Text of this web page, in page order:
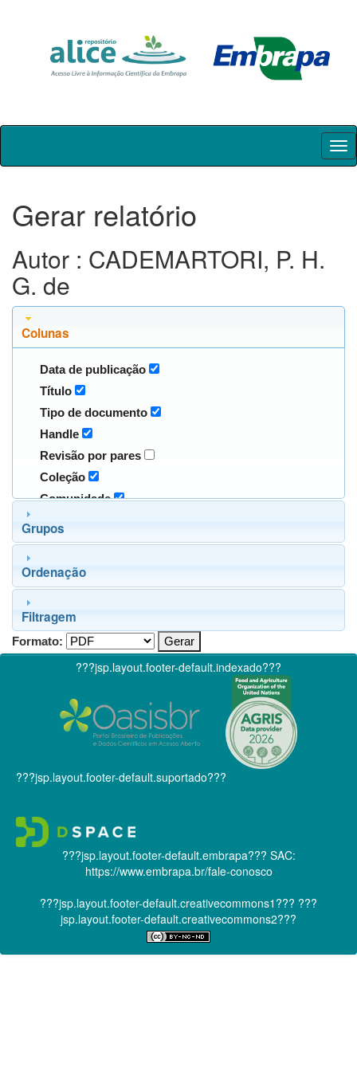
Skip
Gerar relatório
Autor : CADEMARTORI, P. H.
G. de
Colunas
Data de publicação
Título
Tipo de documento
Handle
Revisão por pares
Coleção
Comunidade
Grupos
Ordenação
Filtragem
Formato:
???jsp.layout.footer-default.indexado???
???jsp.layout.footer-default.suportado???
???jsp.layout.footer-default.embrapa??? SAC:
https://www.embrapa.br/fale-conosco
???jsp.layout.footer-default.creativecommons1??? ???
jsp.layout.footer-default.creativecommons2???